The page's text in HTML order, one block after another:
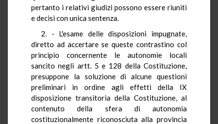
pertanto i relativi giudizi possono essere riuniti
e decisi con unica sentenza.
2. - L'esame delle disposizioni impugnate,
diretto ad accertare se queste contrastino col
principio concernente le autonomie locali
sancito negli artt. 5 e 128 della Costituzione,
presuppone la soluzione di alcune questioni
preliminari in ordine agli effetti della IX
disposizione transitoria della Costituzione, al
contenuto della sfera di autonomia
costituzionalmente riconosciuta alla provincia